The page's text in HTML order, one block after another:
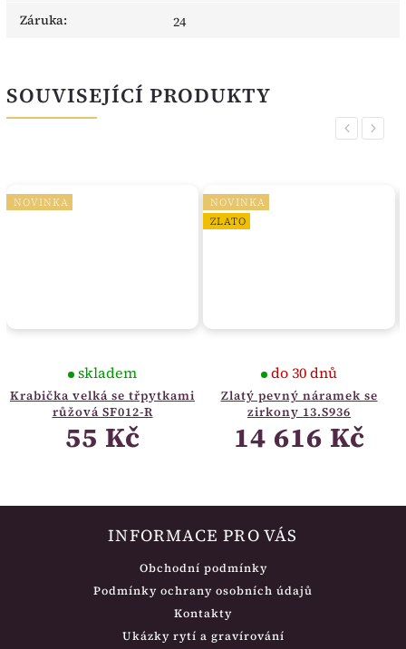
Záruka: 24
SOUVISEJÍCÍ PRODUKTY
Previous
NOVINKA
Krabička velká se třpytkami
růžová SF012-R
skladem
55 Kč
NOVINKA
ZLATO
Zlatý pevný náramek se
zirkony 13.S936
do 30 dnů
14 616 Kč
Next
INFORMACE PRO VÁS
Obchodní podmínky
Podmínky ochrany osobních údajů
Kontakty
Ukázky rytí a gravírování